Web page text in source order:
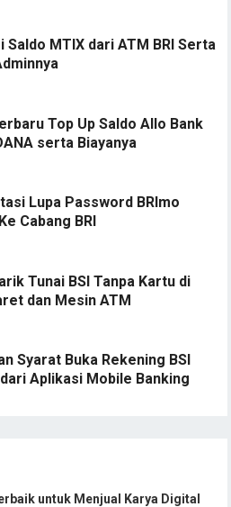
Saldo MTIX dari ATM BRI Serta
Top Up Saldo Allo Bank
serta Biayanya
Lupa Password BRImo
Cabang BRI
Tunai BSI Tanpa Kartu di
dan Mesin ATM
Syarat Buka Rekening BSI
Aplikasi Mobile Banking
untuk Menjual Karya Digital